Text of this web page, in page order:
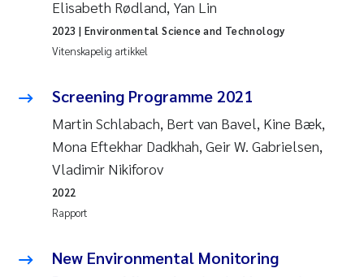
Elisabeth Rødland, Yan Lin
Vitenskapelig artikkel
2023 | Environmental Science and Technology
Screening Programme 2021
Martin Schlabach, Bert van Bavel, Kine Bæk,
Mona Eftekhar Dadkhah, Geir W. Gabrielsen,
Vladimir Nikiforov
Rapport
2022
New Environmental Monitoring